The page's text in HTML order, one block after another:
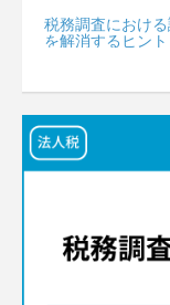
税務調査におけ
を解消するヒント